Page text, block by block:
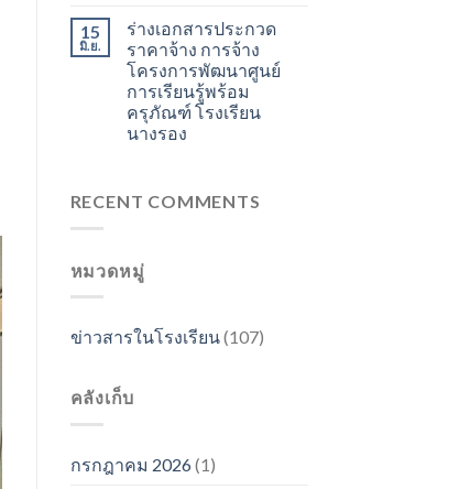
15
มิ.ย.
ร่างเอกสารประกวด
ราคาจ้าง การจ้าง
โครงการพัฒนาศูนย์
การเรียนรู้พร้อม
ครุภัณฑ์ โรงเรียน
นางรอง
RECENT COMMENTS
หมวดหมู่
ข่าวสารในโรงเรียน(107)
คลังเก็บ
กรกฎาคม 2026(1)